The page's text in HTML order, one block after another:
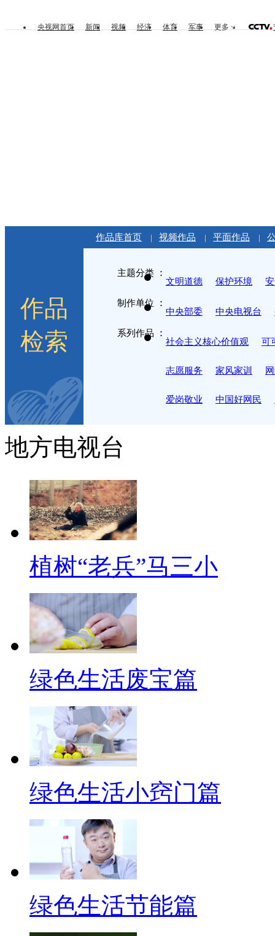
央视网首页 新闻 视频 经济 体育 军事 更多
作品
检索
作品库首页 | 视频作品 | 平面作品 |
主题分类
文明道德
保护环境
制作单位
中央部委
中央电视台
系列作品
社会主义核心价值观
可
志愿服务 家风家训
爱岗敬业 中国好网民
地方电视台
植树“老兵”马三小
绿色生活废宝篇
绿色生活小窍门篇
绿色生活节能篇